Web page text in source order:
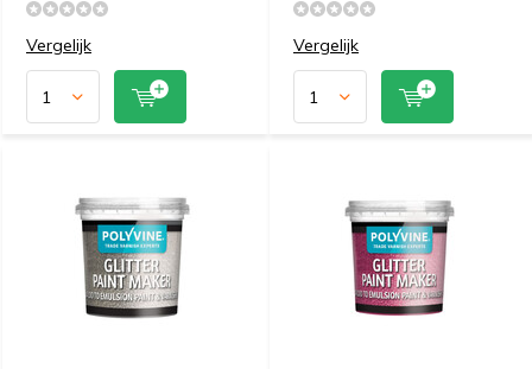
Vergelijk Vergelijk